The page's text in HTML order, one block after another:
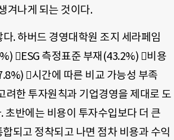
겨나게 되는 것이다.
. 하버드 경영대학원 조지 세라페임
ESG 측정표준 부재(43.2%) 비용
시간에 따른 비교 가능성 부족
려한 투자원칙과 기업경영을 제대로 도
초반에는 비용이 투자수입보다 더 큰
되고 정착되고 나면 점차 비용과 수익